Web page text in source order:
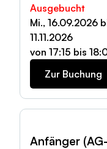
Ausgebucht
Mi., 16.09.2026
11.11.2026
von 17:15 bis
Zur Buchung
Anfänger